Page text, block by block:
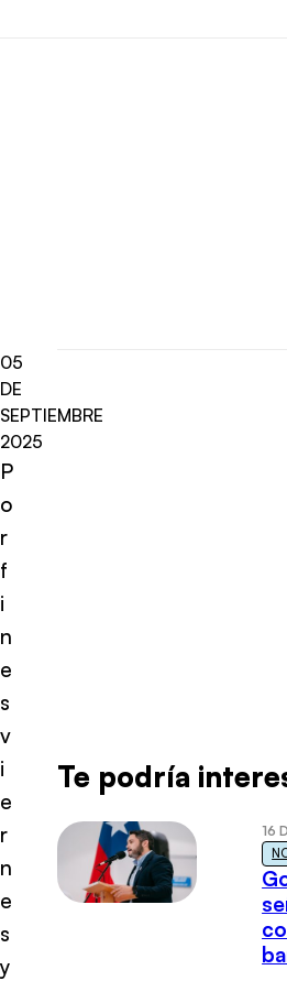
05
DE
SEPTIEMBRE
2025
P
o
r
f
i
n
e
s
v
i
e
r
n
e
s
y
Te podría
16